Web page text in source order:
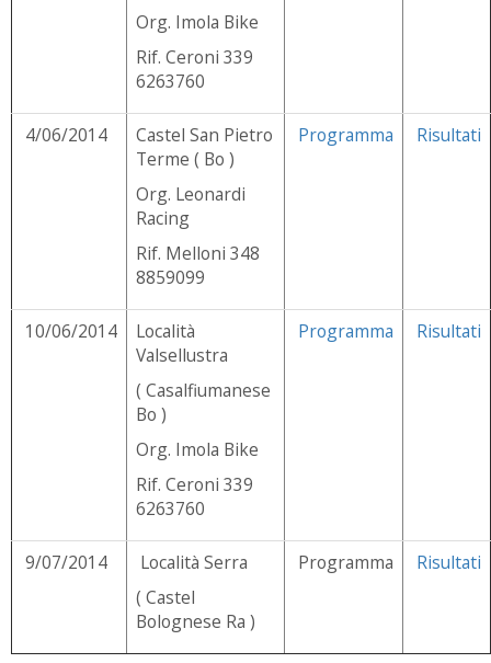
Org. Imola Bike
Rif. Ceroni 339
6263760
4/06/2014
Castel San Pietro
Terme ( Bo )
Org. Leonardi
Racing
Rif. Melloni 348
8859099
Programma Risultati
10/06/2014
Località
Valsellustra
( Casalfiumanese
Bo )
Org. Imola Bike
Rif. Ceroni 339
6263760
Programma Risultati
9/07/2014
Località Serra
( Castel
Bolognese Ra )
Programma Risultati